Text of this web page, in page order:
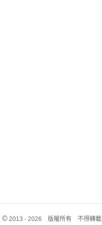
©2013 - 2026 版權所有 不得轉載